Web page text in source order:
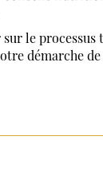
le processus
démarche